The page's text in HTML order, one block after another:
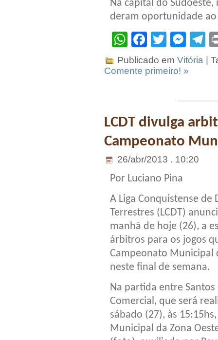
Na capital do
deram oportunidade
WhatsApp
Facebook
Twitter
Publicado em Vitória |
Comente primeiro! »
LCDT divulga
Campeonato
26/abr/2013 . 10:20
Por Luciano Pina
A Liga Conquistense de
Terrestres (LCDT)
manhã de hoje (26), a
árbitros para os jogos
Campeonato Municipal
neste final de semana.
Na partida entre Santos
Comercial, que será
sábado (27), às
Municipal da Zona